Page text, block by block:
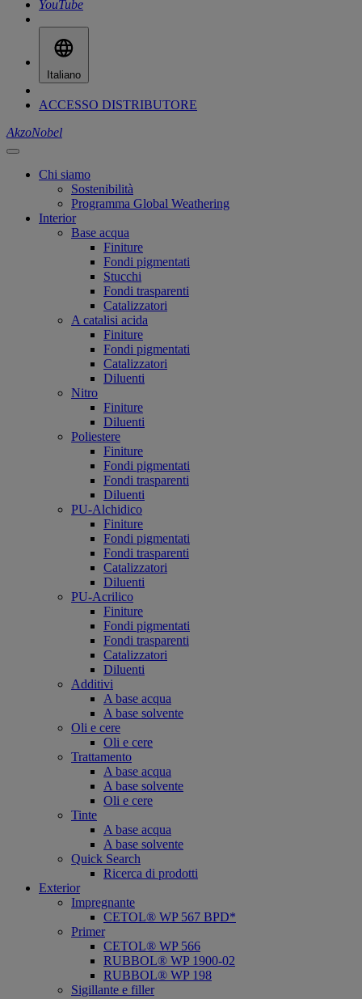
YouTube
Italiano
ACCESSO DISTRIBUTORE
AkzoNobel
Chi siamo
Sostenibilità
Programma Global Weathering
Interior
Base acqua
Finiture
Fondi pigmentati
Stucchi
Fondi trasparenti
Catalizzatori
A catalisi acida
Finiture
Fondi pigmentati
Catalizzatori
Diluenti
Nitro
Finiture
Diluenti
Poliestere
Finiture
Fondi pigmentati
Fondi trasparenti
Diluenti
PU-Alchidico
Finiture
Fondi pigmentati
Fondi trasparenti
Catalizzatori
Diluenti
PU-Acrilico
Finiture
Fondi pigmentati
Fondi trasparenti
Catalizzatori
Diluenti
Additivi
A base acqua
A base solvente
Oli e cere
Oli e cere
Trattamento
A base acqua
A base solvente
Oli e cere
Tinte
A base acqua
A base solvente
Quick Search
Ricerca di prodotti
Exterior
Impregnante
CETOL® WP 567 BPD*
Primer
CETOL® WP 566
RUBBOL® WP 1900-02
RUBBOL® WP 198
Sigillante e filler